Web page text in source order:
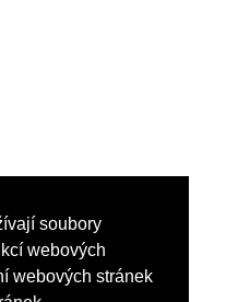
soubory
webových
webových stránek